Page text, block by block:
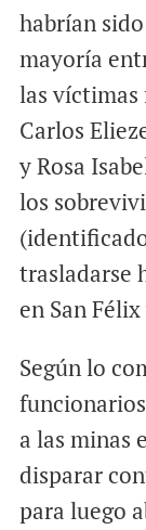
habrían
mayoría
las
Carlos
y Rosa
los
trasladarse
en San
Según lo
a las minas
disparar
para luego